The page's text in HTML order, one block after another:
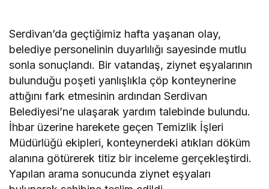
Serdivan’da geçtiğimiz hafta yaşanan olay,
belediye personelinin duyarlılığı sayesinde mutlu
sonla sonuçlandı. Bir vatandaş, ziynet eşyalarının
bulunduğu poşeti yanlışlıkla çöp konteynerine
attığını fark etmesinin ardından Serdivan
Belediyesi’ne ulaşarak yardım talebinde bulundu.
İhbar üzerine harekete geçen Temizlik İşleri
Müdürlüğü ekipleri, konteynerdeki atıkları döküm
alanına götürerek titiz bir inceleme gerçekleştirdi.
Yapılan arama sonucunda ziynet eşyaları